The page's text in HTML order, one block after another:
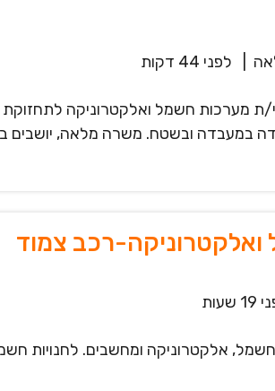
לפני 44 דקות
כביש 6) דרוש/ה טכנאי/ת מערכות חשמל
במעבדה ובשטח. משרה מלאה, יושבים
ואלקטרוניקה-רכב צמוד
שעות
חשמל, אלקטרוניקה ומחשבים. לחנויות